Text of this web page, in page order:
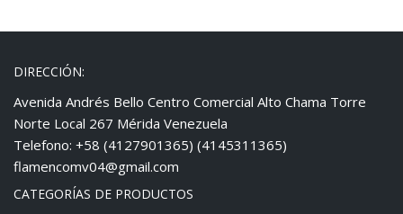
DIRECCIÓN:
Avenida Andrés Bello Centro Comercial Alto Chama Torre
Norte Local 267 Mérida Venezuela
Telefono: +58 (4127901365) (4145311365)
flamencomv04@gmail.com
CATEGORÍAS DE PRODUCTOS